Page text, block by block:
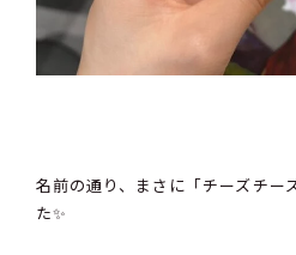
名前の通り、まさに「チーズチー
た✨